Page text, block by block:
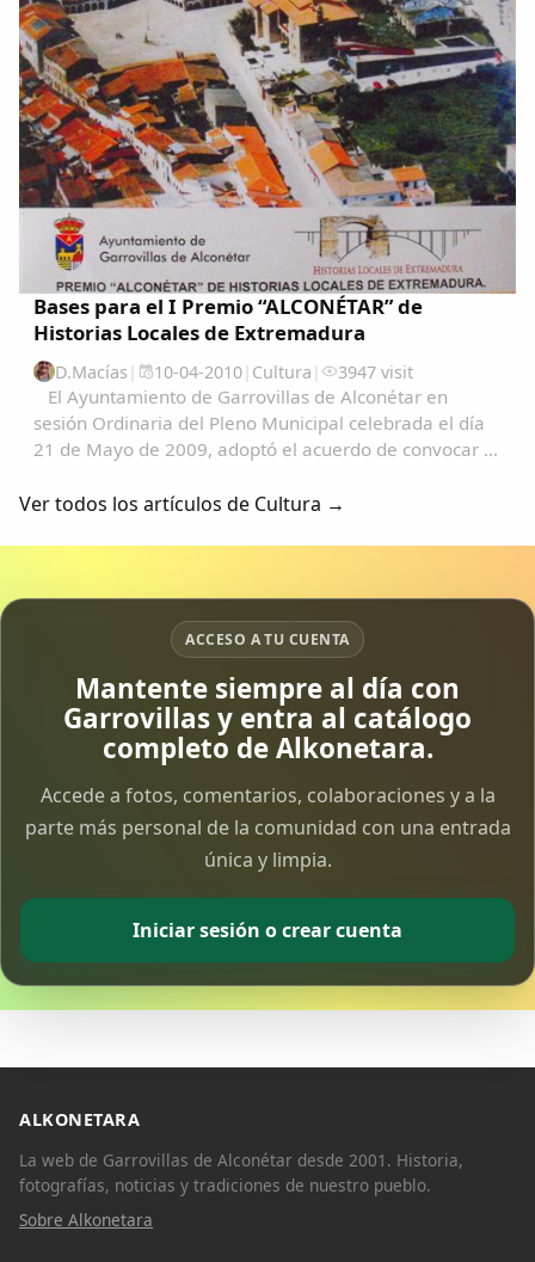
Bases para el I Premio “ALCONÉTAR” de
Historias Locales de Extremadura
D.Macías | 10-04-2010| Cultura | 3947 visit
El Ayuntamiento de Garrovillas de Alconétar en
sesión Ordinaria del Pleno Municipal celebrada el día
21 de Mayo de 2009, adoptó el acuerdo de convocar el
sujeción a las siguientes Bases que...
Ver todos los artículos de Cultura →
ACCESO A TU CUENTA
Mantente siempre al día con
Garrovillas y entra al catálogo
completo de Alkonetara.
Accede a fotos, comentarios, colaboraciones y a la
parte más personal de la comunidad con una entrada
única y limpia.
Iniciar sesión o crear cuenta
ALKONETARA
La web de Garrovillas de Alconétar desde 2001. Historia,
fotografías, noticias y tradiciones de nuestro pueblo.
Sobre Alkonetara